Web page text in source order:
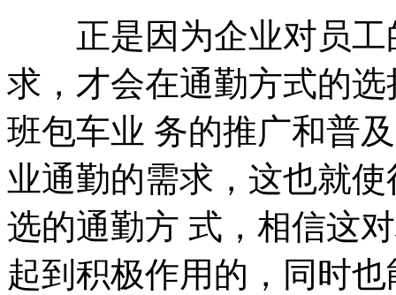
正是因为企业对员工
求，才会在通勤方式的
班包车业 务的推广和普
业通勤的需求，这也就
选的通勤方 式，相信这
起到积极作用的，同时